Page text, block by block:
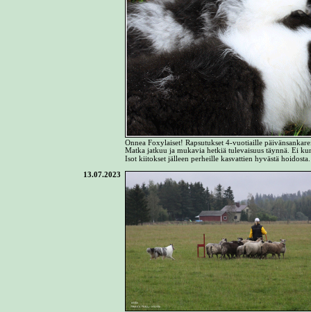
Onnea Foxylaiset! Rapsutukset 4-vuotiaille
Matka jatkuu ja mukavia hetkiä tulevaisuus täynnä. Ei
Isot kiitokset jälleen perheille kasvattien hyvästä
13.07.2023